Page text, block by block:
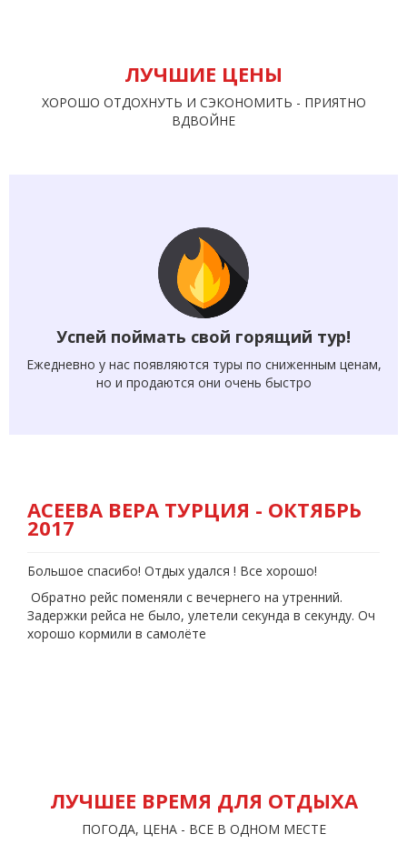
ЛУЧШИЕ ЦЕНЫ
ХОРОШО ОТДОХНУТЬ И СЭКОНОМИТЬ - ПРИЯТНО
ВДВОЙНЕ
Успей поймать свой горящий тур!
Ежедневно у нас появляются туры по сниженным ценам,
но и продаются они очень быстро
АСЕЕВА ВЕРА ТУРЦИЯ - ОКТЯБРЬ
2017
Большое спасибо! Отдых удался ! Все хорошо!
Обратно рейс поменяли с вечернего на утренний.
Задержки рейса не было, улетели секунда в секунду. Оч
хорошо кормили в самолёте
ЛУЧШЕЕ ВРЕМЯ ДЛЯ ОТДЫХА
ПОГОДА, ЦЕНА - ВСЕ В ОДНОМ МЕСТЕ